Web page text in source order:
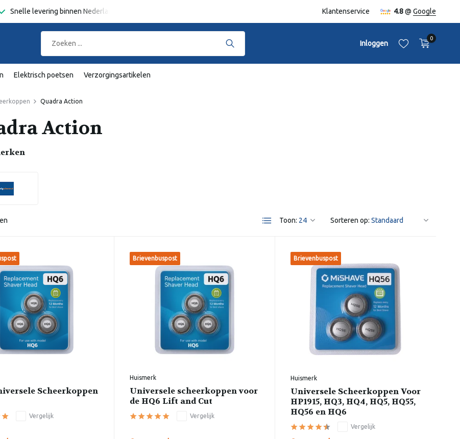
Snelle levering binnen Nederland en België Klantenservice 4.8@ Google
Inloggen
0
Elektrisch poetsen Verzorgingsartikelen
Quadra Action
Action
Toon: Sorteren op:
Scheerkoppen
Vergelijk
Brievenbuspost
Huismerk
Universele scheerkoppen voor
de HQ6 Lift and Cut
Vergelijk
Brievenbuspost
Huismerk
Universele Scheerkoppen Voor
HP1915, HQ3, HQ4, HQ5, HQ55,
HQ56 en HQ6
Vergelijk